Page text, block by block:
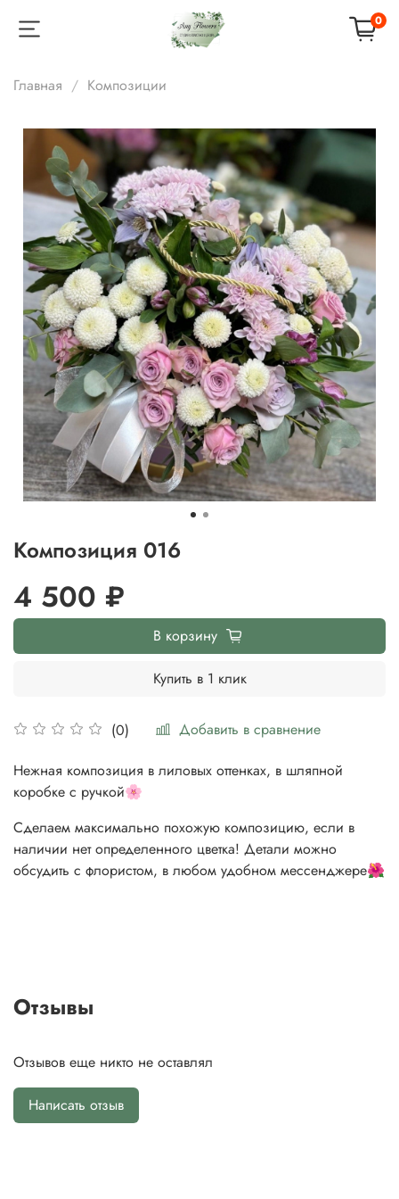
0
Главная Композиции
Композиция 016
(0) Добавить в сравнение
4 500 ₽
В корзину
Купить в 1 клик
Нежная композиция в лиловых оттенках, в шляпной
коробке с ручкой🌸
Сделаем максимально похожую композицию, если в
наличии нет определенного цветка! Детали можно
обсудить с флористом, в любом удобном мессенджере🌺
Отзывы
Отзывов еще никто не оставлял
Написать отзыв